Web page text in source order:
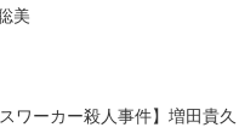
美
ワーカー殺人事件】増田貴